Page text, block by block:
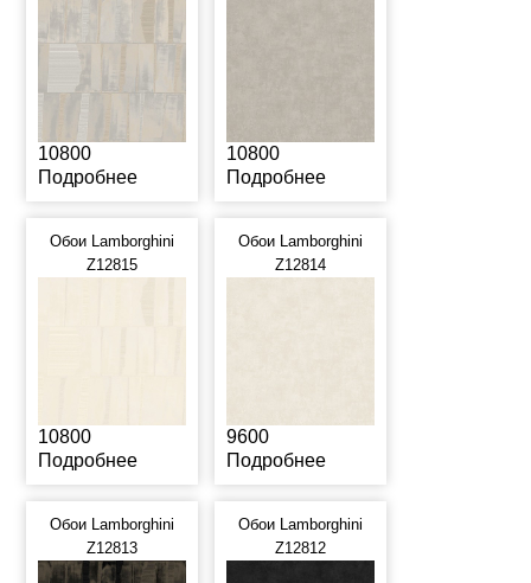
10800
Подробнее
10800
Подробнее
Обои Lamborghini
Z12815
10800
Подробнее
Обои Lamborghini
Z12814
9600
Подробнее
Обои Lamborghini
Z12813
Обои Lamborghini
Z12812